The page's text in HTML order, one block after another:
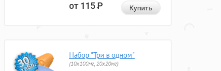
от 115Р Купить
Набор "Три в одном"
(10x100мг, 20x20мг)